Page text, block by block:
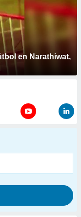
en Narathiwat,